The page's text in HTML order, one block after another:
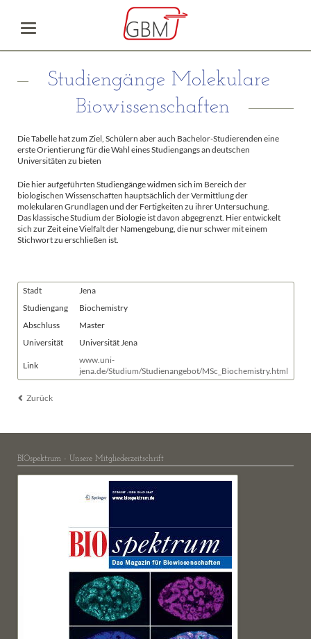
Studiengänge Molekulare
Biowissenschaften
Die Tabelle hat zum Ziel, Schülern aber auch Bachelor-Studierenden eine
erste Orientierung für die Wahl eines Studiengangs an deutschen
Universitäten zu bieten
Die hier aufgeführten Studiengänge widmen sich im Bereich der
biologischen Wissenschaften hauptsächlich der Vermittlung der
molekularen Grundlagen und der Fertigkeiten zu ihrer Untersuchung.
Das klassische Studium der Biologie ist davon abgegrenzt. Hier entwickelt
sich zur Zeit eine Vielfalt der Namengebung, die nur schwer mit einem
Stichwort zu erschließen ist.
Stadt
Jena
Studiengang
Biochemistry
Abschluss
Master
Universität
Universität Jena
Link
www.uni-
jena.de/Studium/Studienangebot/MSc_Biochemistry.html
Zurück
BIOspektrum - Unsere Mitgliederzeitschrift